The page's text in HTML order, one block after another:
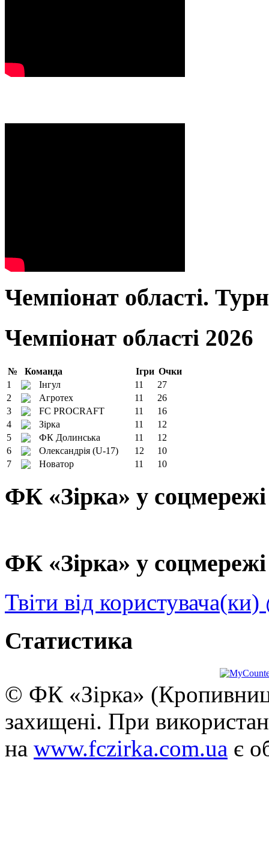
Чемпіонат області.
Чемпіонат області 2026
№ Команда Ігри Очки
1
Інгул 11
27
2
Агротех 11
26
3
FC PROCRAFT 11
16
4
Зірка 11
12
5
ФК Долинська 11
12
6
Олександрія (U-17) 12
10
7
Новатор 11 10
ФК «Зірка» у
ФК «Зірка» у
Твіти від
Статистика
© ФК «Зірка»
захищені. При
на www.fczirka.com.ua є